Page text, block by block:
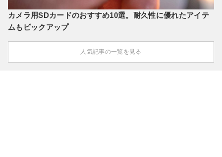
カメラ用SDカードのおすすめ10選。耐久性に優れたアイテ
ムもピックアップ
人気記事の一覧を見る